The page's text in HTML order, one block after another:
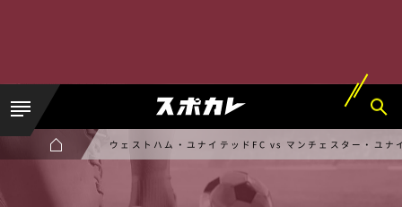
ウェストハム・ユナイテッドFC vs マンチェスター・ユナ